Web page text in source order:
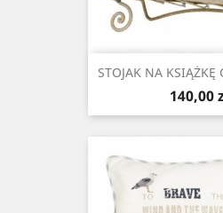
STOJAK NA KSIĄŻKĘ
Cena
140,00